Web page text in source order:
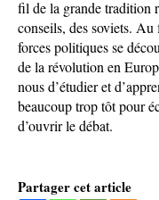
fil de la grande tradition
conseils, des soviets.
forces politiques se
de la révolution en
nous d’étudier et
beaucoup trop tôt pour
d’ouvrir le débat.
Partager cet article